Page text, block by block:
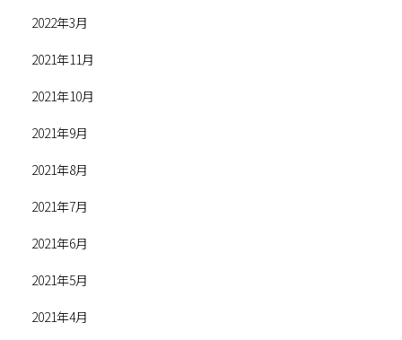
2022年3月
2021年11月
2021年10月
2021年9月
2021年8月
2021年7月
2021年6月
2021年5月
2021年4月